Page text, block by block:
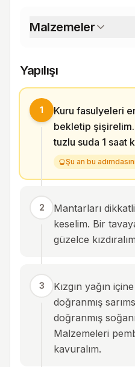
Malzemeler
Yapılışı
1
Kuru fasulyeleri
bekletip şişirelim.
tuzlu suda 1 saat
Şu an bu
2
Mantarları
keselim. Bir
güzelce
3
Kızgın yağın
doğranmış
doğranmış
Malzemeleri
kavuralım.